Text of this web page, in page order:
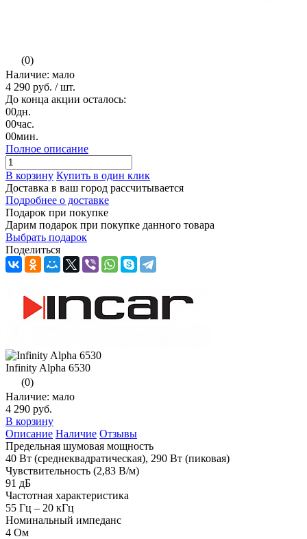
(0)
Наличие: мало
4 290 руб. / шт.
До конца акции осталось:
00дн.
00час.
00мин.
Полное описание
В корзину Купить в один клик
Доставка в ваш город рассчитывается
Подробнее о доставке
Подарок при покупке
Дарим подарок при покупке данного товара
Выбрать подарок
Поделиться
Infinity Alpha 6530
(0)
Наличие: мало
4 290 руб.
В корзину
Описание Наличие Отзывы
Предельная шумовая мощность
40 Вт (среднеквадратическая), 290 Вт (пиковая)
Чувствительность (2,83 В/м)
91 дБ
Частотная характеристика
55 Гц – 20 кГц
Номинальный импеданс
4 Ом